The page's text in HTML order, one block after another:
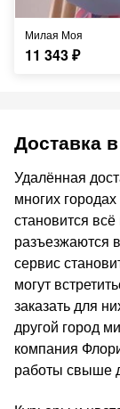
Милая Моя
11 343₽
Доставка
Удалённая
многих
становится
разъезжаются
сервис
могут
заказать для
другой город
компания
работы свыше